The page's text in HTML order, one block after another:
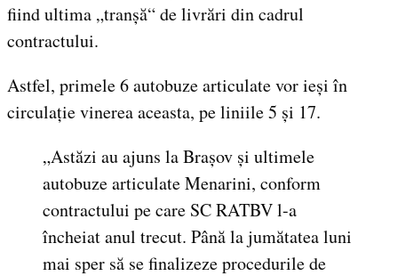
fiind ultima „tranșă“ de livrări din cadrul
contractului.
Astfel, primele 6 autobuze articulate vor ieși în
circulație vinerea aceasta, pe liniile 5 și 17.
„Astăzi au ajuns la Brașov și ultimele
autobuze articulate Menarini, conform
contractului pe care SC RATBV l-a
încheiat anul trecut. Până la jumătatea luni
mai sper să se finalizeze procedurile de